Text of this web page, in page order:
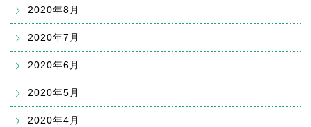
2020年8月
2020年7月
2020年6月
2020年5月
2020年4月